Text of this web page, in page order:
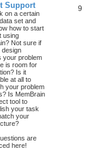
Support
on a certain
set and
how to start
using
Not sure if
design
your problem
is room for
Is it
at all to
your problem
Is MemBrain
tool to
your task
your
are
here!
9